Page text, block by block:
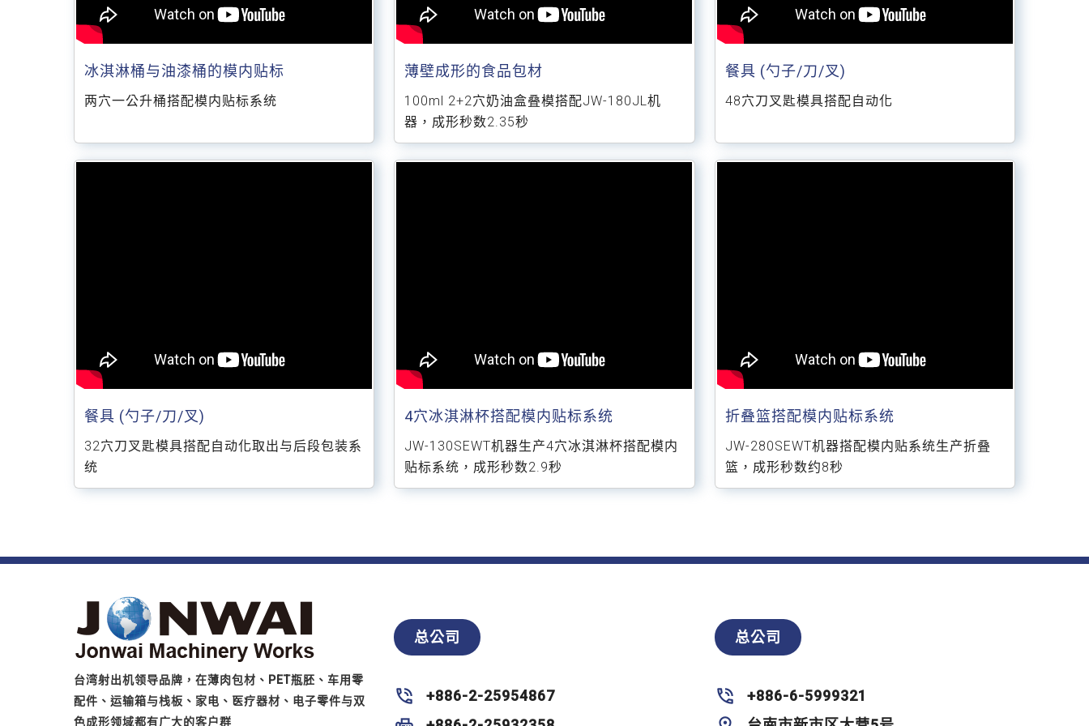
冰淇淋桶与油漆桶的模内贴标
两穴一公升桶搭配模内贴标系统
薄壁成形的食品包材
100ml 2+2穴奶油盒叠模搭配JW-180JL机
器，成形秒数2.35秒
餐具 (勺子/刀/叉)
48穴刀叉匙模具搭配自动化
餐具 (勺子/刀/叉)
32穴刀叉匙模具搭配自动化取出与后段包装系
统
4穴冰淇淋杯搭配模内贴标系统
JW-130SEWT机器生产4穴冰淇淋杯搭配模内
贴标系统，成形秒数2.9秒
折叠篮搭配模内贴标系统
JW-280SEWT机器搭配模内贴系统生产折叠
篮，成形秒数约8秒
台湾射出机领导品牌，在薄肉包材、PET瓶胚、车用零
配件、运输箱与栈板、家电、医疗器材、电子零件与双
色成形领域都有广大的客户群
总公司
+886-2-25954867
总公司
+886-6-5999321